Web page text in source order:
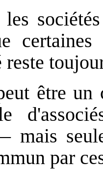
les
être un
mais
par